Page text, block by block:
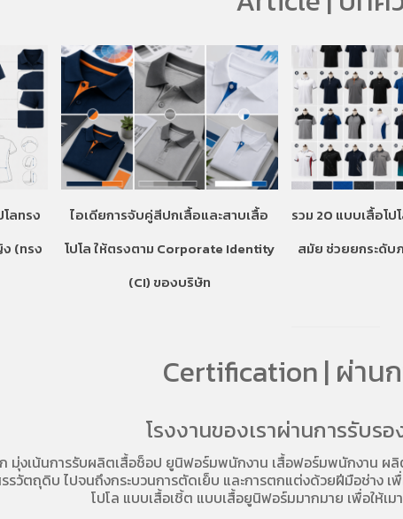
ลทรง
(ทรง
ไอเดียการจับคู่สีปกเสื้อและสาบเสื้อ
โปโล ให้ตรงตาม Corporate Identity
(CI) ของบริษัท
รวม 20 แบบเสื้อโป
สมัย ช่วยยกระดั
Certification | ผ่าน
โรงงานของเราผ่านการรับร
มุ่งเน้นการรับผลิตเสื้อช็อป ยูนิฟอร์มพนักงาน เสื้อฟอร์มพนักงาน ผลิ
วัตถุดิบ ไปจนถึงกระบวนการตัดเย็บ และการตกแต่งด้วยฝีมือช่าง
โปโล แบบเสื้อเชิ้ต แบบเสื้อยูนิฟอร์มมากมาย เพื่อให้